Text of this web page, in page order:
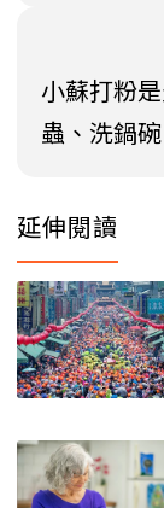
小蘇打粉
蟲、洗鍋
延伸閱讀